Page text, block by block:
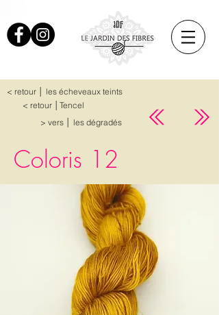
> vers │ les dégradés
< retour │Tencel
< retour │ les écheveaux teints
Coloris 12